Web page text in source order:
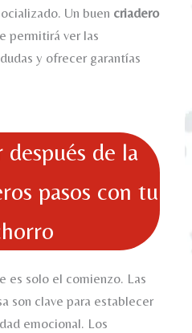
Un buen criadero
permitirá ver las
y ofrecer garantías
después de la
pasos con tu
es solo el comienzo. Las
son clave para establecer
emocional. Los